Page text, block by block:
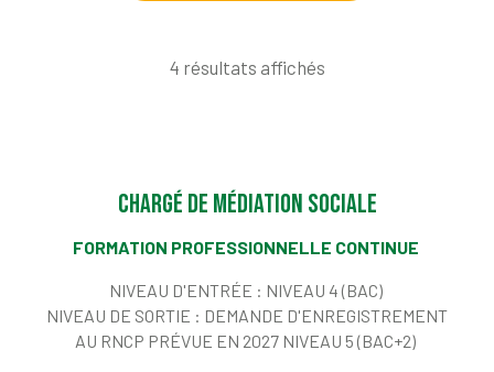
4 résultats affichés
Chargé de médiation sociale
FORMATION PROFESSIONNELLE CONTINUE
NIVEAU D'ENTRÉE : NIVEAU 4 (BAC)
NIVEAU DE SORTIE : DEMANDE D'ENREGISTREMENT
AU RNCP PRÉVUE EN 2027 NIVEAU 5 (BAC+2)